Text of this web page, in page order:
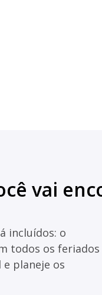
vai
incluídos: o
todos os feriados
e planeje os